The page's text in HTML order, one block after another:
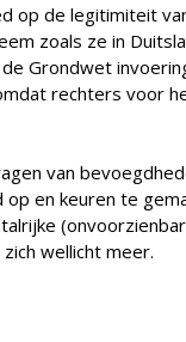
op de legitimiteit
zoals ze in
Grondwet
rechters voor
van
en keuren te
wellicht meer.